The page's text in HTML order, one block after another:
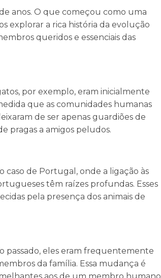
anos. O que começou como uma
explorar a rica história da evolução
queridos e essenciais das
por exemplo, eram inicialmente
que as comunidades humanas
de ser apenas guardiões de
pragas a amigos peludos.
de Portugal, onde a ligação às
têm raízes profundas. Esses
pela presença dos animais de
passado, eles eram frequentemente
da família. Essa mudança é
aos de um membro humano